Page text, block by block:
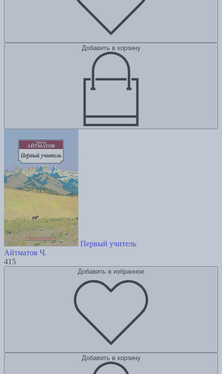
Добавить в корзину
Первый учитель
Айтматов Ч.
415
Добавить в избранное
Добавить в корзину